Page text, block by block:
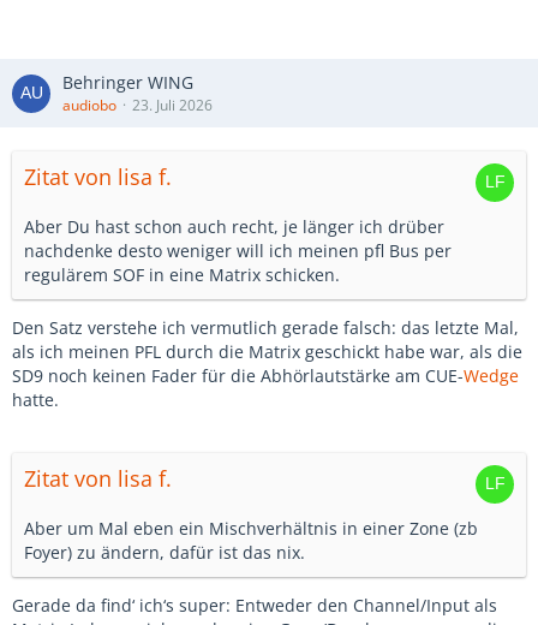
Behringer WING
audiobo 23. Juli 2026
Zitat von lisa f.
Aber Du hast schon auch recht, je länger ich drüber
nachdenke desto weniger will ich meinen pfl Bus per
regulärem SOF in eine Matrix schicken.
Den Satz verstehe ich vermutlich gerade falsch: das letzte Mal,
als ich meinen PFL durch die Matrix geschickt habe war, als die
SD9 noch keinen Fader für die Abhörlautstärke am CUE-Wedge
hatte.
Zitat von lisa f.
Aber um Mal eben ein Mischverhältnis in einer Zone (zb
Foyer) zu ändern, dafür ist das nix.
Gerade da find‘ ich‘s super: Entweder den Channel/Input als